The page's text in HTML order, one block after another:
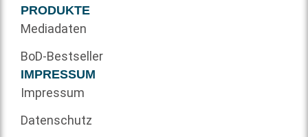
PRODUKTE
Mediadaten
BoD-Bestseller
IMPRESSUM
Impressum
Datenschutz